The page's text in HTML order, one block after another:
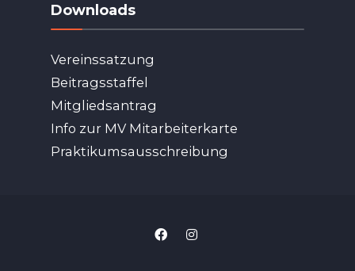
Downloads
Vereinssatzung
Beitragsstaffel
Mitgliedsantrag
Info zur MV Mitarbeiterkarte
Praktikumsausschreibung